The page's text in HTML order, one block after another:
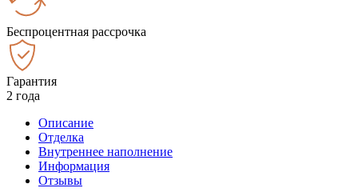
Беспроцентная рассрочка
Гарантия
2 года
Описание
Отделка
Внутреннее наполнение
Информация
Отзывы